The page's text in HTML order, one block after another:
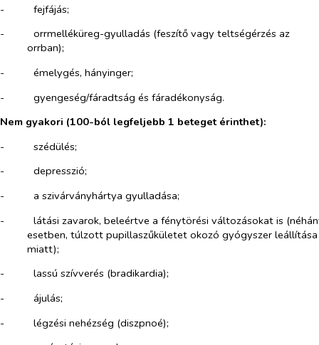
-​
fejfájás;
-​
orrmelléküreg-gyulladás (feszítő vagy teltségérzés az
orrban);
-​
émelygés, hányinger;
-​
gyengeség/fáradtság és fáradékonyság.
Nem gyakori (100-ból legfeljebb 1 beteget érinthet):
-​
szédülés;
-​
depresszió;
-​
a szivárványhártya gyulladása;
-​
látási zavarok, beleértve a fénytörési változásokat is
esetben, túlzott pupillaszűkületet okozó gyógyszer leállítása
miatt);
-​
lassú szívverés (bradikardia);
-​
ájulás;
-​
légzési nehézség (diszpnoé);